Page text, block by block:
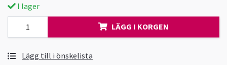
I lager
LÄGG I KORGEN
Lägg till i önskelista